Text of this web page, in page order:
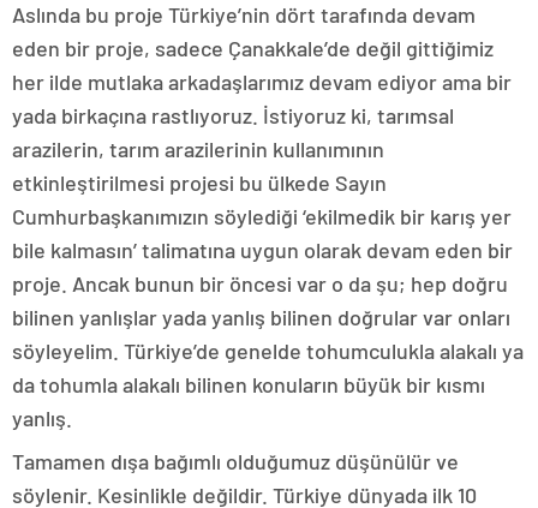
Aslında bu proje Türkiye’nin dört tarafında devam
eden bir proje, sadece Çanakkale’de değil gittiğimiz
her ilde mutlaka arkadaşlarımız devam ediyor ama bir
yada birkaçına rastlıyoruz. İstiyoruz ki, tarımsal
arazilerin, tarım arazilerinin kullanımının
etkinleştirilmesi projesi bu ülkede Sayın
Cumhurbaşkanımızın söylediği ‘ekilmedik bir karış yer
bile kalmasın’ talimatına uygun olarak devam eden bir
proje. Ancak bunun bir öncesi var o da şu; hep doğru
bilinen yanlışlar yada yanlış bilinen doğrular var onları
söyleyelim. Türkiye’de genelde tohumculukla alakalı ya
da tohumla alakalı bilinen konuların büyük bir kısmı
yanlış.
Tamamen dışa bağımlı olduğumuz düşünülür ve
söylenir. Kesinlikle değildir. Türkiye dünyada ilk 10